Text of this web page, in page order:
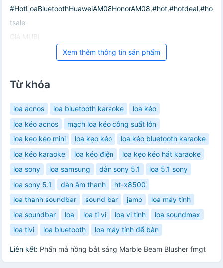
#HotLoaBluetoothHuaweiAM08HonorAM08,#hot,#hotdeal,#ho
tsale
Giá MUBI
Xem thêm thông tin sản phẩm
Từ khóa
loa acnos loa bluetooth karaoke
loa kéo
loa kéo acnos
mạch loa kéo công suất lớn
loa kẹo kéo mini
loa kẹo kéo
loa kéo bluetooth karaoke
loa kéo karaoke
loa kéo điện
loa kẹo kéo hát karaoke
loa sony
loa samsung dàn sony 5.1
loa 5.1 sony
loa sony 5.1
dàn âm thanh
ht-x8500
loa thanh soundbar
sound bar jamo
loa máy tính
loa soundbar
loa loa ti vi loa vi tinh
loa soundmax
loa tivi
loa bluetooth loa máy tính để bàn
Liên kết: Phấn má hồng bắt sáng Marble Beam Blusher fmgt